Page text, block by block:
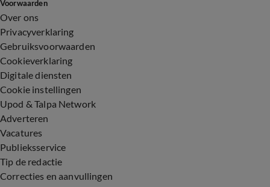
Voorwaarden
Over ons
Privacyverklaring
Gebruiksvoorwaarden
Cookieverklaring
Digitale diensten
Cookie instellingen
Upod & Talpa Network
Adverteren
Vacatures
Publieksservice
Tip de redactie
Correcties en aanvullingen